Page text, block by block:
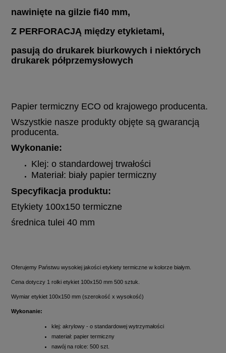
nawinięte na gilzie fi40 mm,
Z PERFORACJĄ między etykietami,
pasują do drukarek biurkowych i niektórych
drukarek półprzemysłowych
Papier termiczny ECO od krajowego producenta.
Wszystkie nasze produkty objęte są gwarancją
producenta.
Wykonanie:
Klej: o standardowej trwałości
Materiał: biały papier termiczny
Specyfikacja produktu:
Etykiety 100x150 termiczne
średnica tulei 40 mm
Oferujemy Państwu wysokiej jakości etykiety termiczne w kolorze białym.
Cena dotyczy 1 rolki etykiet 100x150 mm 500 sztuk.
Wymiar etykiet 100x150 mm (szerokość x wysokość)
Wykonanie:
klej: akrylowy - o standardowej wytrzymałości
materiał: papier termiczny
nawój na rolce: 500 szt.